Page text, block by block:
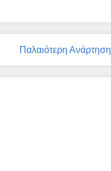
Παλαιότερη Ανάρτηση